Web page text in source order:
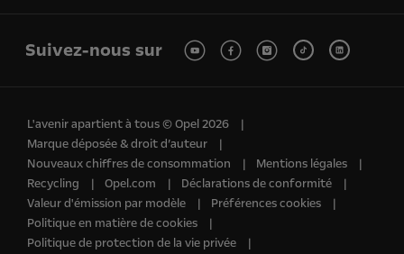
Suivez-nous sur
L'avenir apartient à tous © Opel 2026
Marque déposée & droit d’auteur
Nouveaux chiffres de consommation
Mentions légales
Recycling
Opel.com
Déclarations de conformité
Valeur d'émission par modèle
Préférences cookies
Politique en matière de cookies
Politique de protection de la vie privée